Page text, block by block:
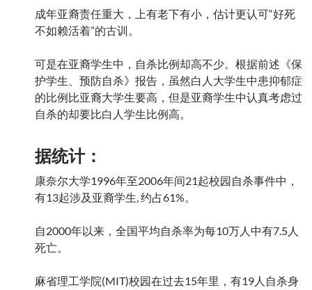
成年亚裔责任重大，上有老下有小，估计更认可“好死
不如赖活着”的古训。
可是在亚裔学生中，自杀比例却高不少。根据前述《保
护学生、预防自杀》报告，虽然白人大学生中患抑郁症
的比例比亚裔大学生要高，但是亚裔学生中认真考虑过
自杀的却要比白人学生比例高。
据统计：
康奈尔大学1996年至2006年间21起校园自杀事件中，
有13起涉及亚裔学生, 约占61%。
自2000年以来，全国平均自杀率为每10万人中有7.5人
死亡。
麻省理工学院(MIT)校园在过去15年里，有19人自杀身